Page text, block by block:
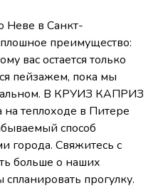
Неве в Санкт-
преимущество:
вас остается только
пейзажем, пока мы
В КРУИЗ КАПРИЗ
теплоходе в Питере
способ
города. Свяжитесь с
больше о наших
прогулку.